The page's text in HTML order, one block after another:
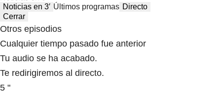
Noticias en 3′ Últimos programas Directo
Cerrar
Otros episodios
Cualquier tiempo pasado fue anterior
Tu audio se ha acabado.
Te redirigiremos al directo.
5 "